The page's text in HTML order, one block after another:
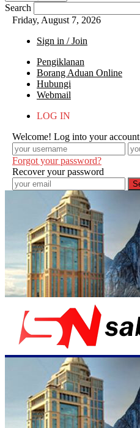
Search
Friday, August 7, 2026
Sign in / Join
Pengiklanan
Borang Aduan Online
Hubungi
Webmail
LOG IN
Welcome! Log into your account
Forgot your password?
Recover your password